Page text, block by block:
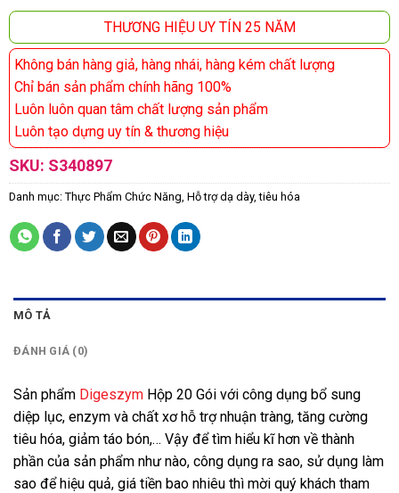
THƯƠNG HIỆU UY TÍN 25 NĂM
Không bán hàng giả, hàng nhái, hàng kém chất lượng
Chỉ bán sản phẩm chính hãng 100%
Luôn luôn quan tâm chất lượng sản phẩm
Luôn tạo dựng uy tín & thương hiệu
SKU: S340897
Danh mục: Thực Phẩm Chức Năng Hỗ trợ dạ dày, tiêu hóa
MÔ TẢ
ĐÁNH GIÁ (0)
Sản phẩm Digeszym Hộp 20 Gói với công dụng bổ sung
diệp lục, enzym và chất xơ hỗ trợ nhuận tràng, tăng cường
tiêu hóa, giảm táo bón,… Vậy để tìm hiểu kĩ hơn về thành
phần của sản phẩm như nào, công dụng ra sao, sử dụng làm
sao để hiệu quả, giá tiền bao nhiêu thì mời quý khách tham